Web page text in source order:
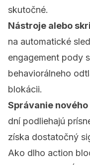
skutočné.
Nástroje alebo
na automatické
engagement pody
behaviorálneho
blokácii.
Správanie nového
dní podliehajú
získa dostatočný
Ako dlho action